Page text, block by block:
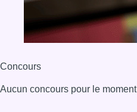
Concours
Aucun concours pour le moment